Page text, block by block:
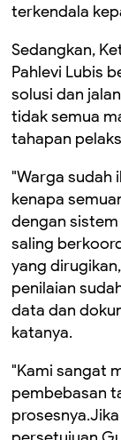
terkendala
Sedangkan,
Pahlevi Lubis
solusi dan
tidak semua
tahapan
"Warga sudah
kenapa
dengan
saling
yang
penilaian
data dan
katanya.
"Kami sangat
pembebasan